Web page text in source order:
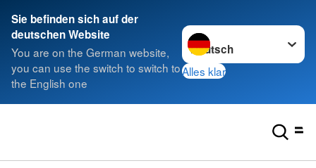
Sie befinden sich auf der
deutschen Website
You are on the German website,
you can use the switch to switch to
the English one
Sprache wechseln zu
Alles klar